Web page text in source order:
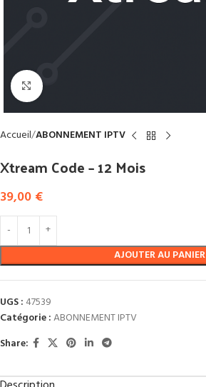
Click to enlarge
Accueil ABONNEMENT IPTV
Xtream Code – 12 Mois
39,00 €
AJOUTER AU PANIER
UGS : 47539
Catégorie :ABONNEMENT IPTV
Share: